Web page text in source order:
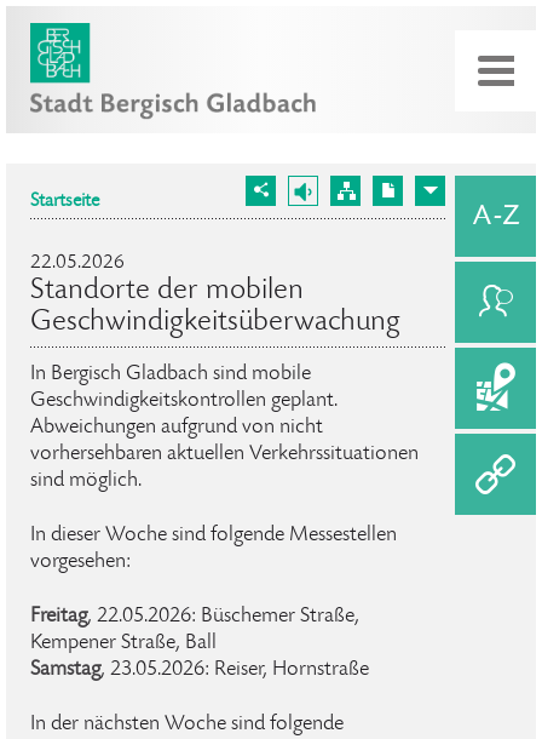
Startseite
22.05.2026
Standorte der mobilen
Geschwindigkeitsüberwachung
In Bergisch Gladbach sind mobile
Geschwindigkeitskontrollen geplant.
Abweichungen aufgrund von nicht
vorhersehbaren aktuellen Verkehrssituationen
sind möglich.
In dieser Woche sind folgende Messestellen
vorgesehen:
Freitag, 22.05.2026: Büschemer Straße,
Kempener Straße, Ball
Samstag, 23.05.2026: Reiser, Hornstraße
In der nächsten Woche sind folgende